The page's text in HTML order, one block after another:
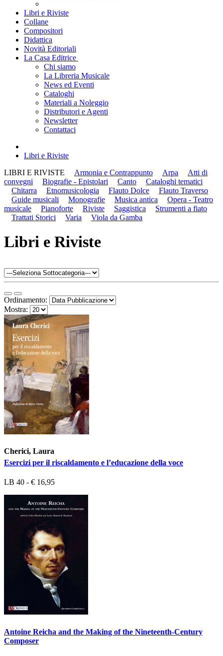
Libri e Riviste
Collane
Compositori
Didattica
Novità Editoriali
La Casa Editrice
Chi siamo
La Libreria Musicale
News ed Eventi
Cataloghi
Materiali a Noleggio
Distributori e Agenti
Newsletter
Contattaci
Libri e Riviste
LIBRI E RIVISTE
Armonia e Contrappunto Arpa
Atti di
convegni
Biografie - Epistolari Canto
Cataloghi tematici
Chitarra
Etnomusicologia Flauto Dolce
Flauto Traverso
Guide musicali
Monografie Musica antica
Opera - Teatro
musicale
Pianoforte Riviste Saggistica
Strumenti a fiato
Trattati Storici
Varia Viola da Gamba
Libri e Riviste
Ordinamento:
Mostra:
Cherici, Laura
Esercizi per il riscaldamento e l’educazione della voce
LB 40 - € 16,95
Antoine Reicha and the Making of the Nineteenth-Century
Composer